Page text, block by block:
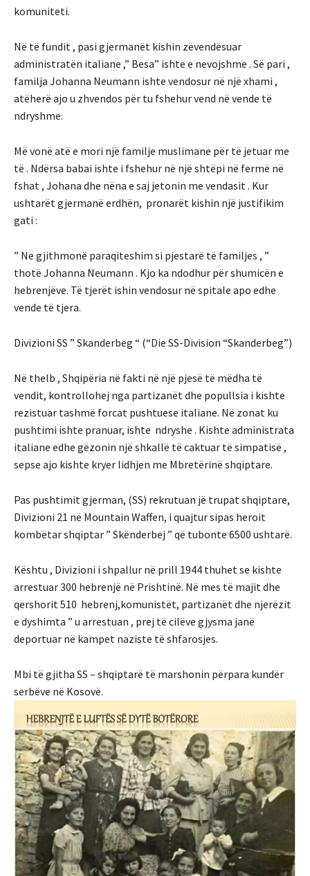
komuniteti.
Në të fundit , pasi gjermanët kishin zëvendësuar
administratën italiane ,” Besa” ishte e nevojshme . Së pari ,
familja Johanna Neumann ishte vendosur në një xhami ,
atëherë ajo u zhvendos për tu fshehur vend në vende të
ndryshme.
Më vonë atë e mori një familje muslimane për të jetuar me
të . Ndërsa babai ishte i fshehur në një shtëpi në fermë në
fshat , Johana dhe nëna e saj jetonin me vendasit . Kur
ushtarët gjermanë erdhën, pronarët kishin një justifikim
gati :
” Ne gjithmonë paraqiteshim si pjestarë të familjes , ”
thotë Johanna Neumann . Kjo ka ndodhur për shumicën e
hebrenjëve. Të tjerët ishin vendosur në spitale apo edhe
vende të tjera.
Divizioni SS ” Skanderbeg “ (“Die SS-Division “Skanderbeg”)
Në thelb , Shqipëria në fakti në një pjesë të mëdha të
vendit, kontrollohej nga partizanët dhe popullsia i kishte
rezistuar tashmë forcat pushtuese italiane. Në zonat ku
pushtimi ishte pranuar, ishte ndryshe . Kishte administrata
italiane edhe gëzonin një shkallë të caktuar të simpatisë ,
sepse ajo kishte kryer lidhjen me Mbretërinë shqiptare.
Pas pushtimit gjerman, (SS) rekrutuan jë trupat shqiptare,
Divizioni 21 në Mountain Waffen, i quajtur sipas heroit
kombëtar shqiptar ” Skënderbej ” që tubonte 6500 ushtarë.
Kështu , Divizioni i shpallur në prill 1944 thuhet se kishte
arrestuar 300 hebrenjë në Prishtinë. Në mes të majit dhe
qershorit 510 hebrenj,komunistët, partizanët dhe njerëzit
e dyshimta ” u arrestuan , prej të cilëve gjysma janë
deportuar në kampet naziste të shfarosjes.
Mbi të gjitha SS – shqiptarë të marshonin përpara kundër
serbëve në Kosovë.